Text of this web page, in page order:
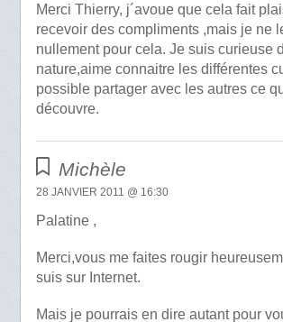
Merci Thierry, j´avoue que cela fait
recevoir des compliments ,mais je ne
nullement pour cela. Je suis curieuse
nature,aime connaitre les différentes
possible partager avec les autres ce
découvre.
Michèle
28 JANVIER 2011 @ 16:30
Palatine ,
Merci,vous me faites rougir
suis sur Internet.
Mais je pourrais en dire autant pour